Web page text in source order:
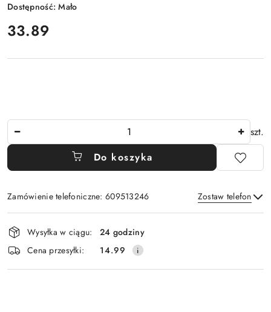
Dostępność:Mało
cena:
33.89
szt.
Do koszyka
Zamówienie telefoniczne: 609513246 Zostaw telefon
Wyślij
Dostępność
i
dostawa
Wysyłka w ciągu:
24 godziny
Cena przesyłki:
14.99